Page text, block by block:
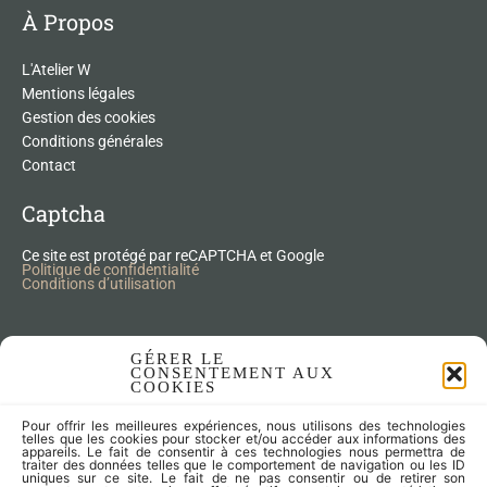
GÉRER LE
CONSENTEMENT AUX
COOKIES
Pour offrir les meilleures expériences, nous utilisons des technologies
telles que les cookies pour stocker et/ou accéder aux informations des
appareils. Le fait de consentir à ces technologies nous permettra de
traiter des données telles que le comportement de navigation ou les ID
uniques sur ce site. Le fait de ne pas consentir ou de retirer son
À Propos
L'Atelier W
Mentions légales
Gestion des cookies
Conditions générales
Contact
Captcha
Ce site est protégé par reCAPTCHA et Google
Politique de confidentialité
Conditions d’utilisation
Nos Produits Upcycling
Articles zéro déchet
Fleurs séchées
Lampes